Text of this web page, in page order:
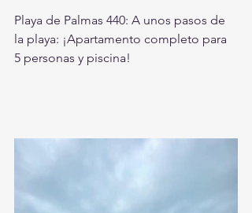
Playa de Palmas 440: A unos pasos de
la playa: ¡Apartamento completo para
5 personas y piscina!